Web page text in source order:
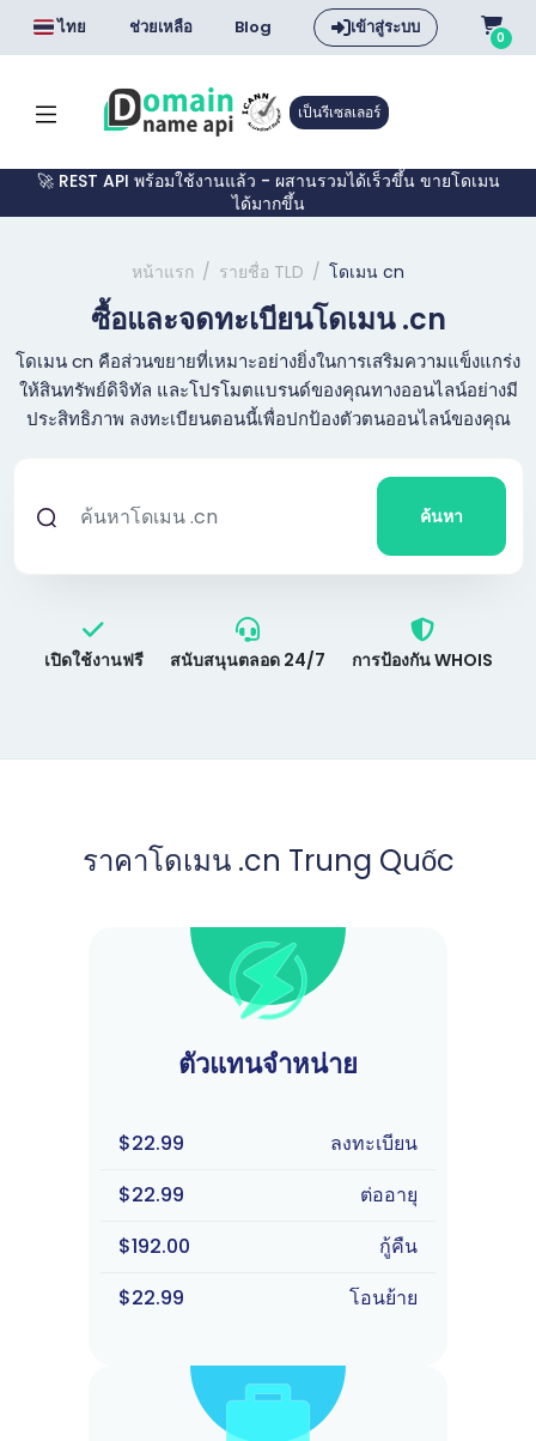
ไทย ช่วยเหลือ Blog เข้าสู่ระบบ 0
เป็นรีเซลเลอร์
🚀 REST API พร้อมใช้งานแล้ว - ผสานรวมได้เร็วขึ้น ขายโดเมน
ได้มากขึ้น
หน้าแรก รายชื่อ TLD โดเมน cn
ซื้อและจดทะเบียนโดเมน .cn
โดเมน cn คือส่วนขยายที่เหมาะอย่างยิ่งในการเสริมความแข็งแกร่ง
ให้สินทรัพย์ดิจิทัล และโปรโมตแบรนด์ของคุณทางออนไลน์อย่างมี
ประสิทธิภาพ ลงทะเบียนตอนนี้เพื่อปกป้องตัวตนออนไลน์ของคุณ
ค้นหา
เปิดใช้งานฟรี สนับสนุนตลอด 24/7 การป้องกัน WHOIS
ราคาโดเมน .cn Trung Quốc
ตัวแทนจำหน่าย
$22.99
ลงทะเบียน
$22.99
ต่ออายุ
$192.00
กู้คืน
$22.99
โอนย้าย